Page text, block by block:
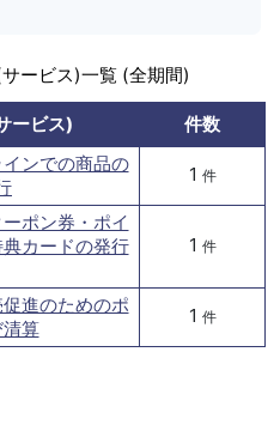
ービス)一覧 (全期間)
ービス)
件数
ンでの商品の
1 件
ポン券・ポイ
カードの発行
1 件
進のためのポ
算
1 件